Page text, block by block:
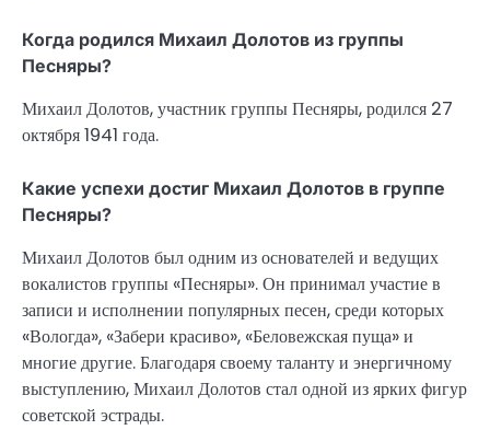
Когда родился Михаил Долотов из группы
Песняры?
Михаил Долотов, участник группы Песняры, родился 27
октября 1941 года.
Какие успехи достиг Михаил Долотов в группе
Песняры?
Михаил Долотов был одним из основателей и ведущих
вокалистов группы «Песняры». Он принимал участие в
записи и исполнении популярных песен, среди которых
«Вологда», «Забери красиво», «Беловежская пуща» и
многие другие. Благодаря своему таланту и энергичному
выступлению, Михаил Долотов стал одной из ярких фигур
советской эстрады.